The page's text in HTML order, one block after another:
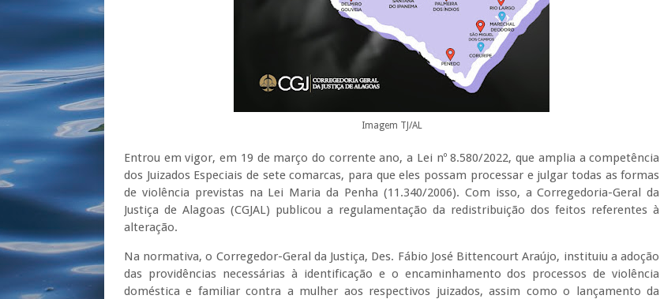
Imagem TJ/AL
Entrou em vigor, em 19 de março do corrente ano, a Lei nº 8.580/2022, que amplia a competência
dos Juizados Especiais de sete comarcas, para que eles possam processar e julgar todas as formas
de violência previstas na Lei Maria da Penha (11.340/2006). Com isso, a Corregedoria-Geral da
Justiça de Alagoas (CGJAL) publicou a regulamentação da redistribuição dos feitos referentes à
alteração.
Na normativa, o Corregedor-Geral da Justiça, Des. Fábio José Bittencourt Araújo, instituiu a adoção
das providências necessárias à identificação e o encaminhamento dos processos de violência
doméstica e familiar contra a mulher aos respectivos juizados, assim como o lançamento da